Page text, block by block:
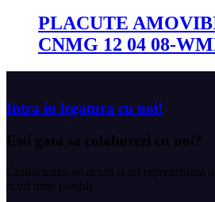
PLACUTE
CNMG 12 04 08-
Intra in legatura cu noi!
Esti gata sa colaborezi cu noi?
Contacteaza-ne acum si un reprezentant
scurt timp posibil.